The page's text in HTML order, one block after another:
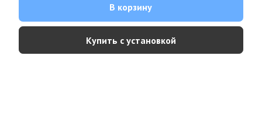
В корзину
Купить с установкой